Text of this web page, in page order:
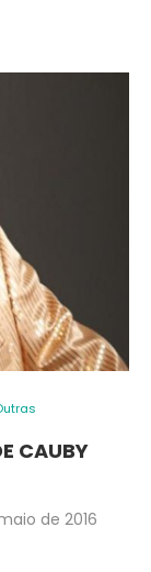
CAUBY
de 2016